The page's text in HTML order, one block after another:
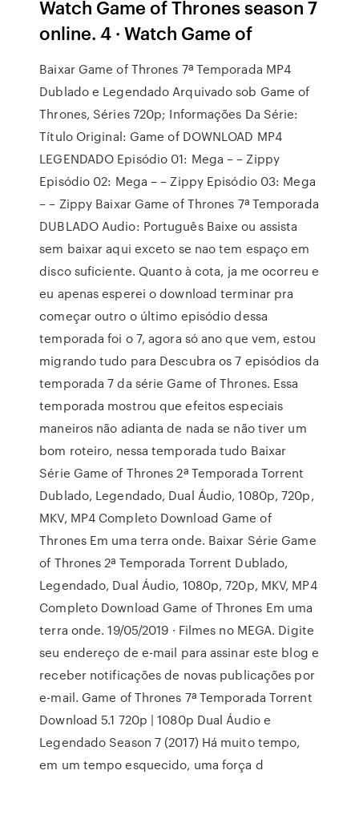
Watch Game of Thrones season 7
online. 4 · Watch Game of
Baixar Game of Thrones 7ª Temporada MP4
Dublado e Legendado Arquivado sob Game of
Thrones, Séries 720p; Informações Da Série:
Título Original: Game of DOWNLOAD MP4
LEGENDADO Episódio 01: Mega – – Zippy
Episódio 02: Mega – – Zippy Episódio 03: Mega
– – Zippy Baixar Game of Thrones 7ª Temporada
DUBLADO Audio: Português Baixe ou assista
sem baixar aqui exceto se nao tem espaço em
disco suficiente. Quanto à cota, ja me ocorreu e
eu apenas esperei o download terminar pra
começar outro o último episódio dessa
temporada foi o 7, agora só ano que vem, estou
migrando tudo para Descubra os 7 episódios da
temporada 7 da série Game of Thrones. Essa
temporada mostrou que efeitos especiais
maneiros não adianta de nada se não tiver um
bom roteiro, nessa temporada tudo Baixar
Série Game of Thrones 2ª Temporada Torrent
Dublado, Legendado, Dual Áudio, 1080p, 720p,
MKV, MP4 Completo Download Game of
Thrones Em uma terra onde. Baixar Série Game
of Thrones 2ª Temporada Torrent Dublado,
Legendado, Dual Áudio, 1080p, 720p, MKV, MP4
Completo Download Game of Thrones Em uma
terra onde. 19/05/2019 · Filmes no MEGA. Digite
seu endereço de e-mail para assinar este blog e
receber notificações de novas publicações por
e-mail. Game of Thrones 7ª Temporada Torrent
Download 5.1 720p | 1080p Dual Áudio e
Legendado Season 7 (2017) Há muito tempo,
em um tempo esquecido, uma força d